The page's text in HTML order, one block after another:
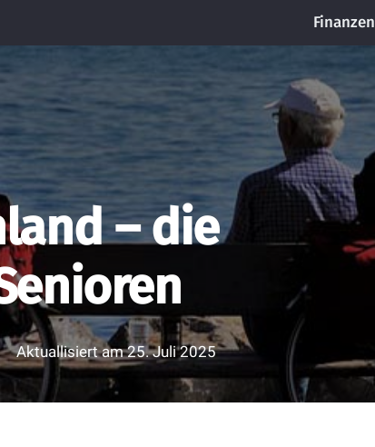
Finanzen
– die
Aktuallisiert am25. Juli 2025